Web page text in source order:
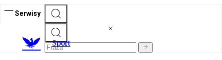
Serwisy
Sport